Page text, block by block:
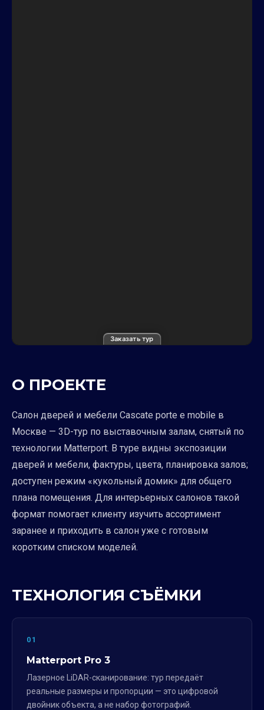
Заказать тур
О ПРОЕКТЕ
Салон дверей и мебели Cascate porte e mobile в
Москве — 3D-тур по выставочным залам, снятый по
технологии Matterport. В туре видны экспозиции
дверей и мебели, фактуры, цвета, планировка залов;
доступен режим «кукольный домик» для общего
плана помещения. Для интерьерных салонов такой
формат помогает клиенту изучить ассортимент
заранее и приходить в салон уже с готовым
коротким списком моделей.
ТЕХНОЛОГИЯ СЪЁМКИ
01
Matterport Pro 3
Лазерное LiDAR-сканирование: тур передаёт
реальные размеры и пропорции — это цифровой
двойник объекта, а не набор фотографий.